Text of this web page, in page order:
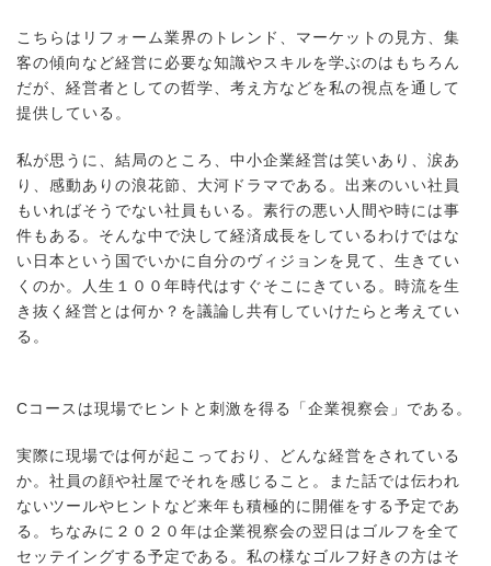
こちらはリフォーム業界のトレンド、マーケットの見方、集
客の傾向など経営に必要な知識やスキルを学ぶのはもちろん
だが、経営者としての哲学、考え方などを私の視点を通して
提供している。
私が思うに、結局のところ、中小企業経営は笑いあり、涙あ
り、感動ありの浪花節、大河ドラマである。出来のいい社員
もいればそうでない社員もいる。素行の悪い人間や時には事
件もある。そんな中で決して経済成長をしているわけではな
い日本という国でいかに自分のヴィジョンを見て、生きてい
くのか。人生１００年時代はすぐそこにきている。時流を生
き抜く経営とは何か？を議論し共有していけたらと考えてい
る。
Cコースは現場でヒントと刺激を得る「企業視察会」である。
実際に現場では何が起こっており、どんな経営をされている
か。社員の顔や社屋でそれを感じること。また話では伝われ
ないツールやヒントなど来年も積極的に開催をする予定であ
る。 ちなみに２０２０年は企業視察会の翌日はゴルフを全て
セッテイングする予定である。私の様なゴルフ好きの方はそ